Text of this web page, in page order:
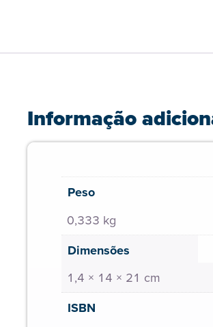
Informação
Peso
0,333 kg
Dimensões
1,4 × 14 × 21 cm
ISBN